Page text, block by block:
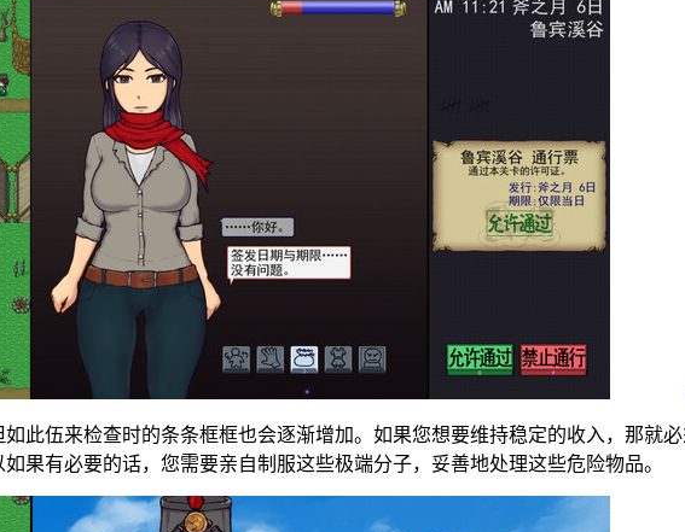
此伍来检查时的条条框框也会逐渐增加。如果您想要维持稳定的收入，那就
果有必要的话，您需要亲自制服这些极端分子，妥善地处理这些危险物品。